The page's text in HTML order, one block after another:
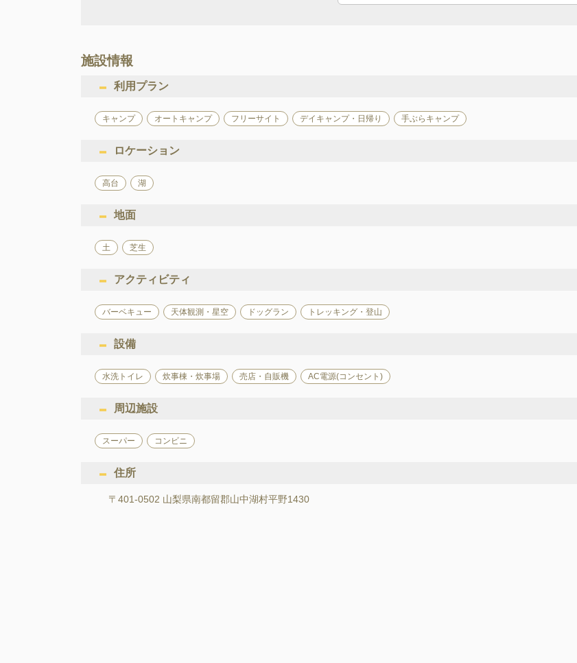
施設情報
利用プラン
キャンプ オートキャンプ フリーサイト デイキャンプ・日帰り 手ぶらキャンプ
ロケーション
高台 湖
地面
土 芝生
アクティビティ
バーベキュー 天体観測・星空 ドッグラン トレッキング・登山
設備
水洗トイレ 炊事棟・炊事場 売店・自販機 AC電源(コンセント)
周辺施設
スーパー コンビニ
住所
〒401-0502 山梨県南都留郡山中湖村平野1430